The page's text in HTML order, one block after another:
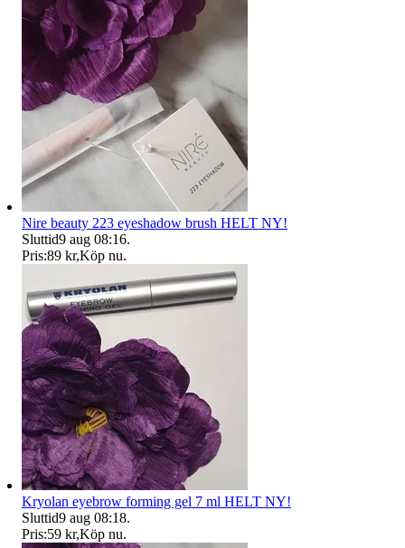
Nire beauty 223 eyeshadow brush HELT NY!
Sluttid9 aug 08:16.
Pris:89 kr,Köp nu.
Kryolan eyebrow forming gel 7 ml HELT NY!
Sluttid9 aug 08:18.
Pris:59 kr,Köp nu.